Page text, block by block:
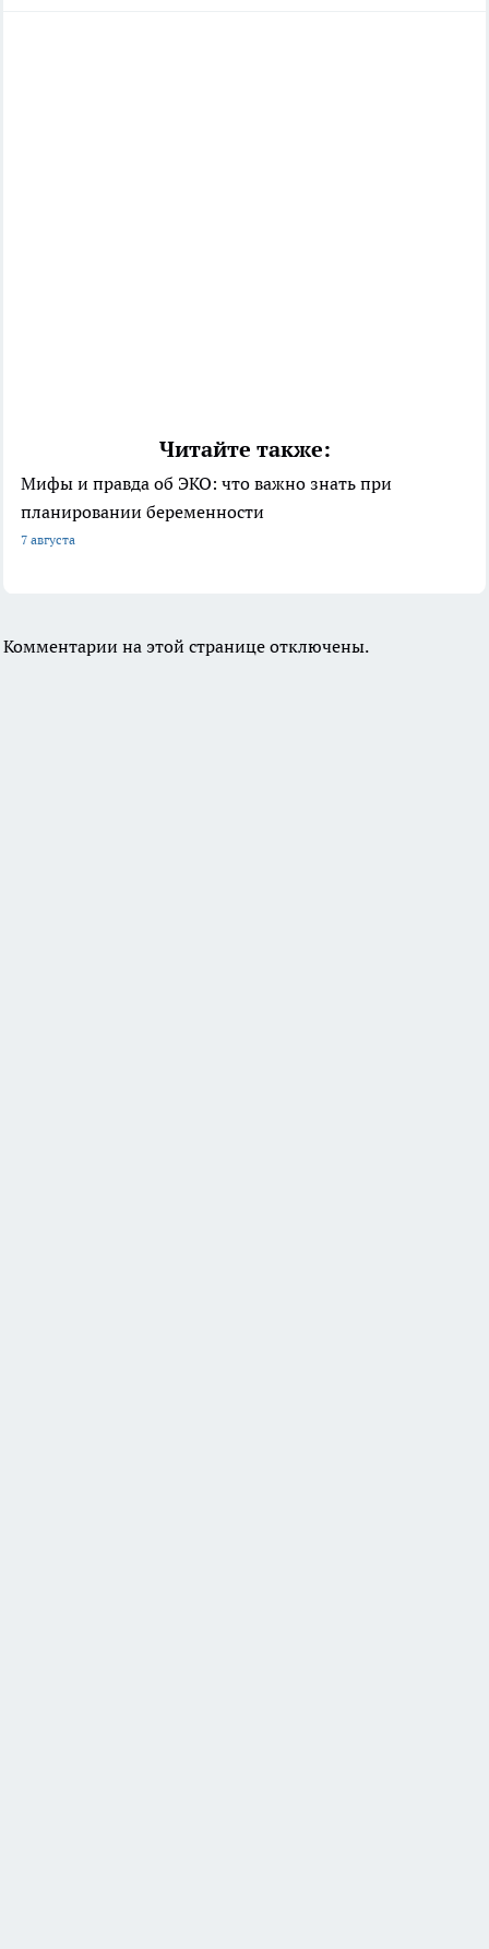
Читайте также:
Мифы и правда об ЭКО: что важно знать при
планировании беременности
7 августа
Комментарии на этой странице отключены.